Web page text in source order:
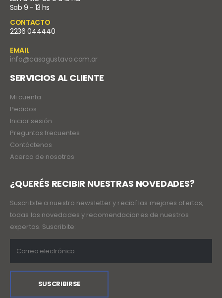
Sab 9 - 13 hs
CONTACTO
2236 044440
EMAIL
info@casagustavo.com.ar
SERVICIOS AL CLIENTE
Mi cuenta
Pedidos
Iniciar sesión
Preguntas frecuentes
Contáctenos
Acerca de nosotros
¿QUERÉS RECIBIR NUESTRAS NOVEDADES?
Suscribite a nuestro newsletter y recibí las mejores ofertas,
todas las novedades y recomendaciones de nuestros
expertos. Suscribite: